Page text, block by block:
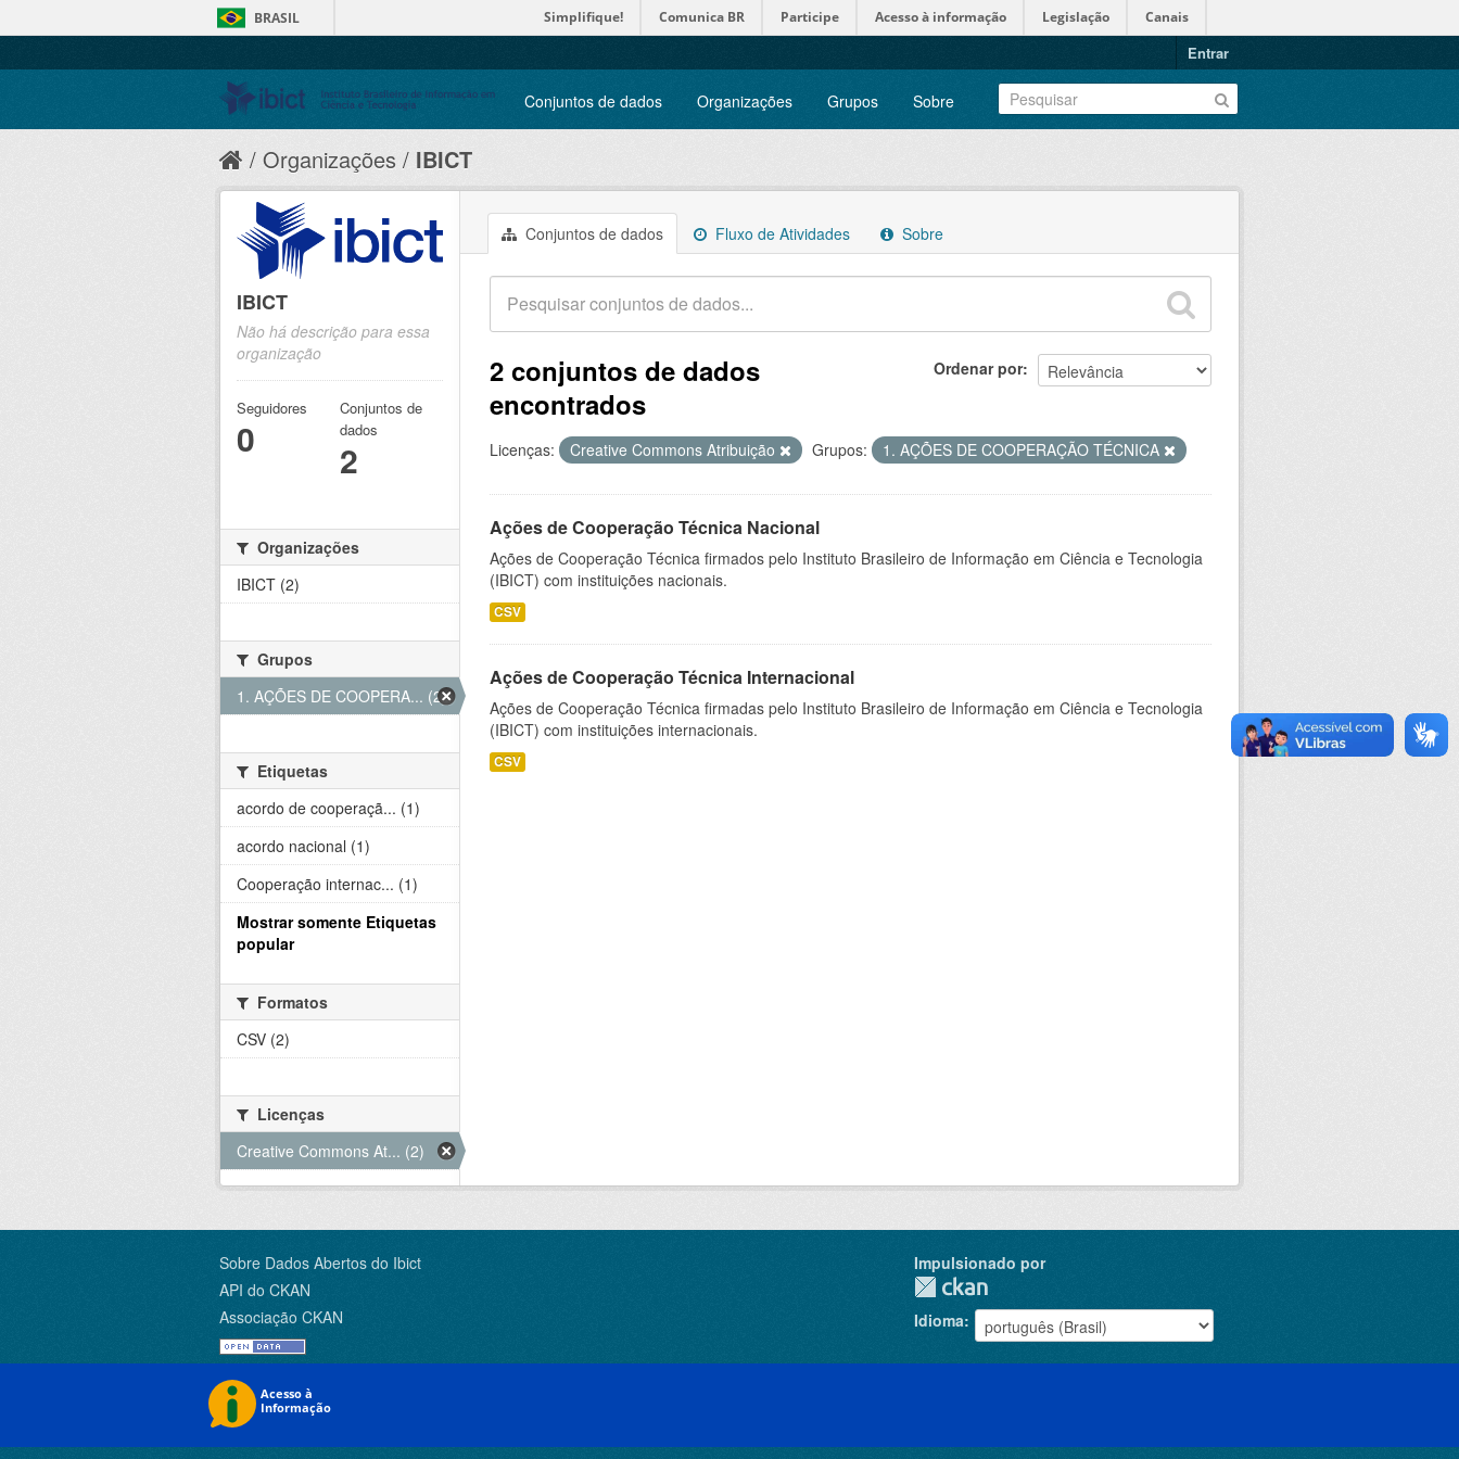
BRASIL Simplifique! Comunica BR Participe Acesso à informação Legislação Canais
Entrar
Conjuntos de dados Organizações Grupos Sobre
Organizações IBICT
Conjuntos de dados Fluxo de Atividades Sobre
Ordenar por
2 conjuntos de dados
encontrados
Licenças: Creative Commons Atribuição Grupos: 1. AÇÕES DE COOPERAÇÃO TÉCNICA
Ações de Cooperação Técnica Nacional
Ações de Cooperação Técnica firmados pelo Instituto Brasileiro de Informação em Ciência e Tecnologia
(IBICT) com instituições nacionais.
CSV
Ações de Cooperação Técnica Internacional
Ações de Cooperação Técnica firmadas pelo Instituto Brasileiro de Informação em Ciência e Tecnologia
(IBICT) com instituições internacionais.
CSV
IBICT
Não há descrição para essa
organização
Seguidores
0
Conjuntos de
dados
2
Organizações
IBICT (2)
Grupos
1. AÇÕES DE COOPERA... (2)
Etiquetas
acordo de cooperaçã... (1)
acordo nacional (1)
Cooperação internac... (1)
Mostrar somente Etiquetas
popular
Formatos
CSV (2)
Licenças
Creative Commons At... (2)
Sobre Dados Abertos do Ibict
API do CKAN
Associação CKAN
Impulsionado por
Idioma